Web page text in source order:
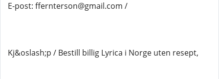
E-post: ffernterson@gmail.com /
Kj&oslash;p / Bestill billig Lyrica i Norge uten resept,